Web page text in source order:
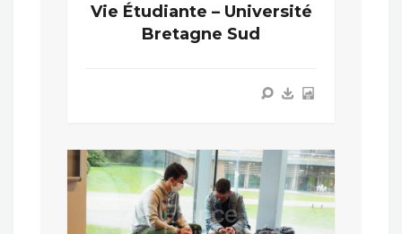
Vie Étudiante – Université
Bretagne Sud